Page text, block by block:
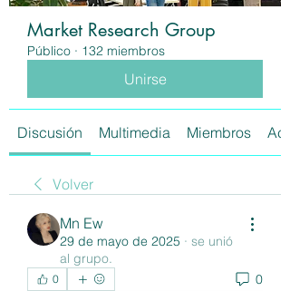
Market Research Group
Público · 132 miembros
Unirse
Discusión Multimedia Miembros
Volver
Mn Ew
29 de mayo de 2025 · se unió
al grupo.
0 0